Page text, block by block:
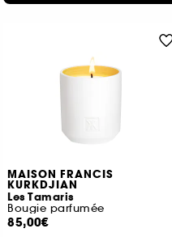
MAISON FRANCIS
KURKDJIAN
Les Tamaris
Bougie parfumée
85,00€